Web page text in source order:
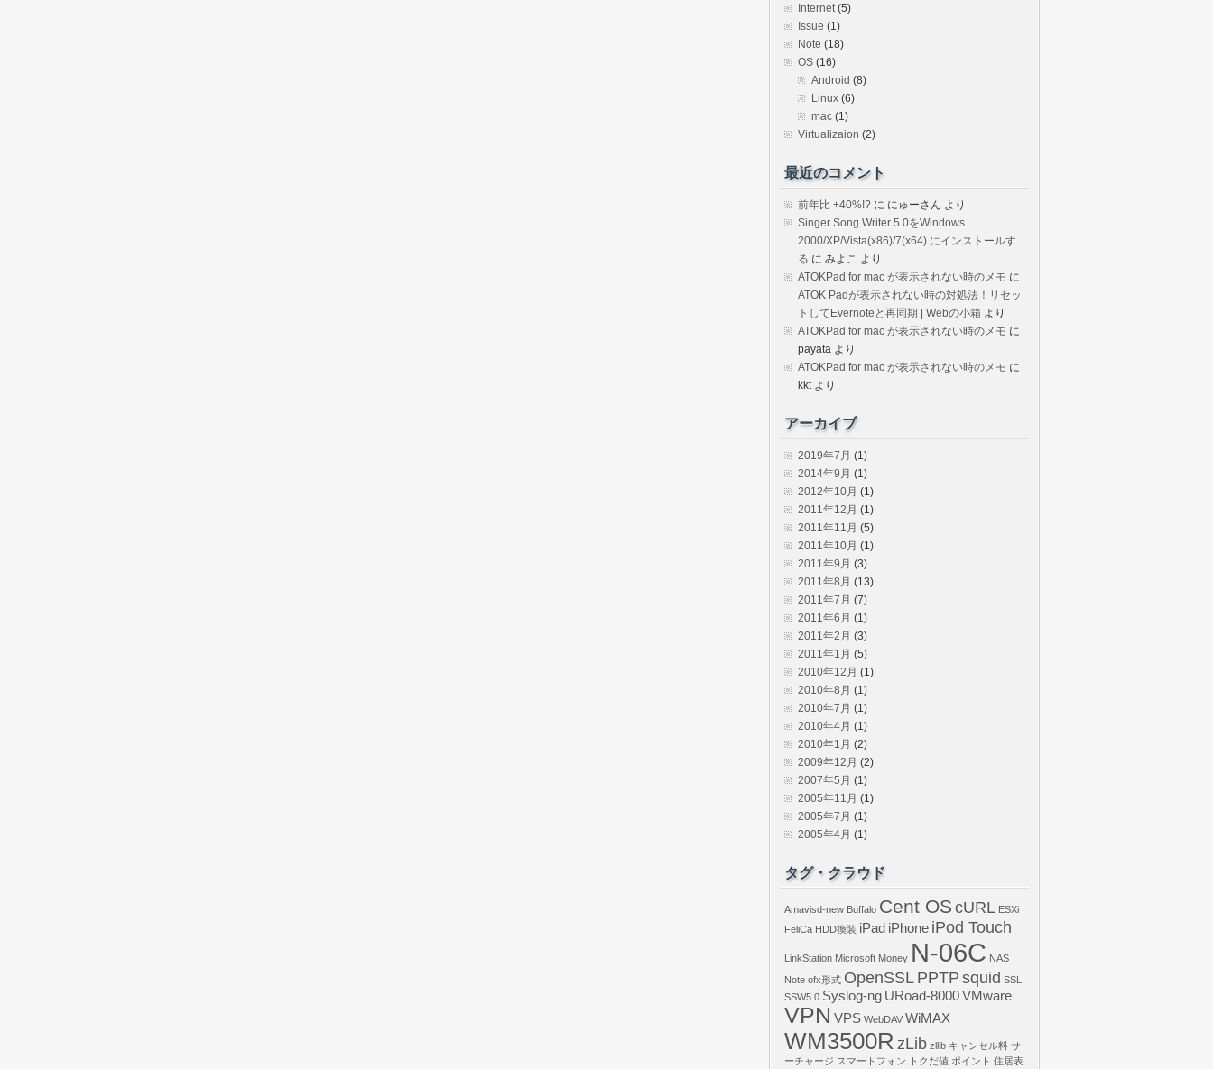
Internet(5)
Issue (1)
Note (18)
OS (16)
Android (8)
Linux (6)
mac (1)
Virtualizaion (2)
最近のコメント
前年比 +40%!? に にゅーさん より
Singer Song Writer 5.0をWindows
2000/XP/Vista(x86)/7(x64) にインストールす
る に みよこ より
ATOKPad for mac が表示されない時のメモ に
ATOK Padが表示されない時の対処法！リセッ
トしてEvernoteと再同期 | Webの小箱 より
ATOKPad for mac が表示されない時のメモ に
payata より
ATOKPad for mac が表示されない時のメモ に
kktより
アーカイブ
2019年7月 (1)
2014年9月 (1)
2012年10月 (1)
2011年12月 (1)
2011年11月 (5)
2011年10月 (1)
2011年9月 (3)
2011年8月 (13)
2011年7月 (7)
2011年6月 (1)
2011年2月 (3)
2011年1月 (5)
2010年12月 (1)
2010年8月 (1)
2010年7月 (1)
2010年4月 (1)
2010年1月 (2)
2009年12月 (2)
2007年5月 (1)
2005年11月 (1)
2005年7月 (1)
2005年4月 (1)
タグ・クラウド
Amavisd-new Buffalo Cent OScURL ESXi
FeliCa HDD換装 iPad iPhone iPod Touch
LinkStation Microsoft Money N-06C NAS
Note ofx形式 OpenSSLPPTPsquid SSL
SSW5.0 Syslog-ng URoad-8000VMware
VPN VPS WebDAV WiMAX
WM3500R zLib zllib キャンセル料 サ
ーチャージ スマートフォン トクだ値 ポイント 住居表